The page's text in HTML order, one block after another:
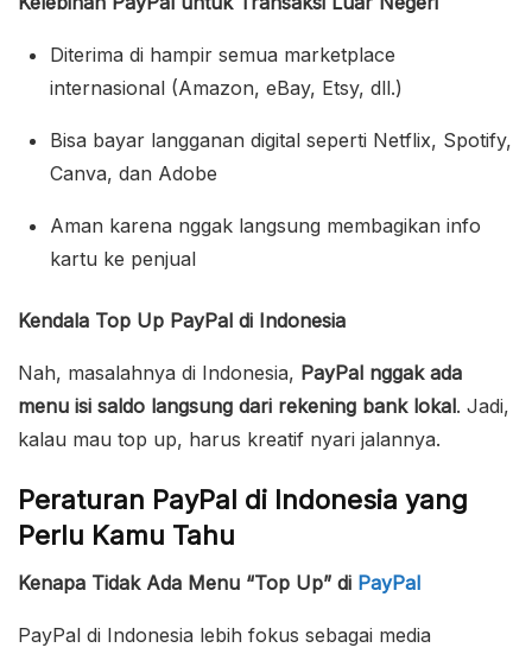
Diterima di hampir semua marketplace
internasional (Amazon, eBay, Etsy, dll.)
Bisa bayar langganan digital seperti Netflix, Spotify,
Canva, dan Adobe
Aman karena nggak langsung membagikan info
kartu ke penjual
Kendala Top Up PayPal di Indonesia
Nah, masalahnya di Indonesia, PayPal nggak ada
menu isi saldo langsung dari rekening bank lokal. Jadi,
kalau mau top up, harus kreatif nyari jalannya.
Peraturan PayPal di Indonesia yang
Perlu Kamu Tahu
Kenapa Tidak Ada Menu “Top Up” di PayPal
PayPal di Indonesia lebih fokus sebagai media